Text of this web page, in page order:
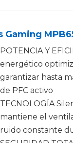
Gaming
POTENCIA Y
energético
garantizar hasta
de PFC activo
TECNOLOGÍA
mantiene el
ruido constante